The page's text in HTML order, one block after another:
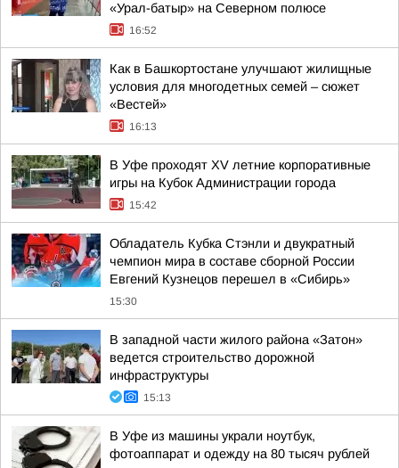
«Урал-батыр» на Северном полюсе
16:52
Как в Башкортостане улучшают жилищные
условия для многодетных семей – сюжет
«Вестей»
16:13
В Уфе проходят XV летние корпоративные
игры на Кубок Администрации города
15:42
Обладатель Кубка Стэнли и двукратный
чемпион мира в составе сборной России
Евгений Кузнецов перешел в «Сибирь»
15:30
В западной части жилого района «Затон»
ведется строительство дорожной
инфраструктуры
15:13
В Уфе из машины украли ноутбук,
фотоаппарат и одежду на 80 тысяч рублей